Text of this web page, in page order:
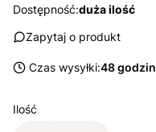
Dostępność:duża ilość
Zapytaj o produkt
Czas wysyłki:48 godzin
Ilość